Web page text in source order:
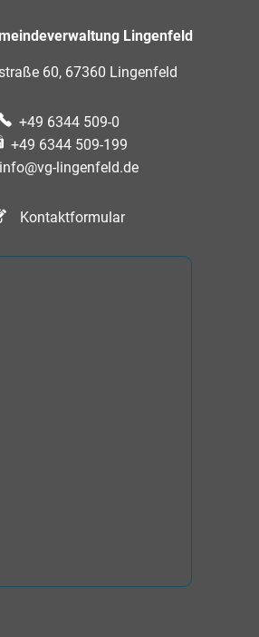
Lingenfeld
60, 67360 Lingenfeld
+49 6344 509-0
+49 6344 509-199
info@vg-lingenfeld.de
Kontaktformular